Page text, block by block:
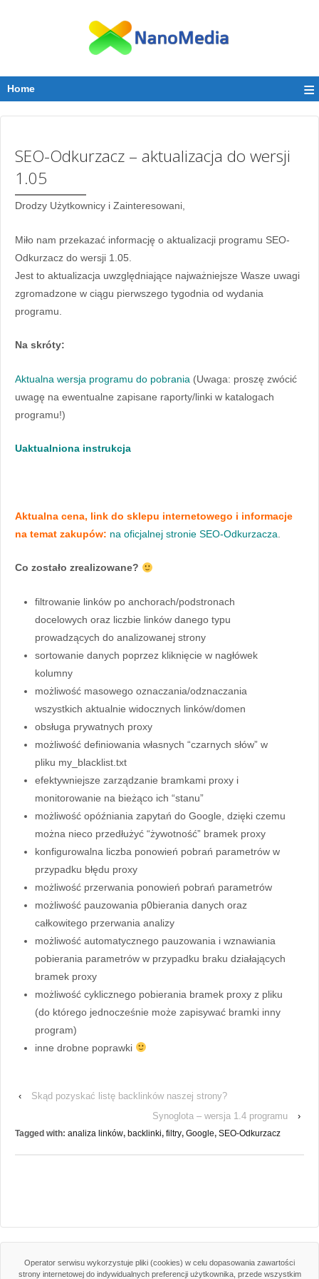
Home ≡
SEO-Odkurzacz – aktualizacja do wersji
1.05
Drodzy Użytkownicy i Zainteresowani,
Miło nam przekazać informację o aktualizacji programu SEO-
Odkurzacz do wersji 1.05.
Jest to aktualizacja uwzględniające najważniejsze Wasze uwagi
zgromadzone w ciągu pierwszego tygodnia od wydania
programu.
Na skróty:
Aktualna wersja programu do pobrania (Uwaga: proszę zwócić
uwagę na ewentualne zapisane raporty/linki w katalogach
programu!)
Uaktualniona instrukcja
Aktualna cena, link do sklepu internetowego i informacje
na temat zakupów: na oficjalnej stronie SEO-Odkurzacza
Co zostało zrealizowane?
filtrowanie linków po anchorach/podstronach
docelowych oraz liczbie linków danego typu
prowadzących do analizowanej strony
sortowanie danych poprzez kliknięcie w nagłówek
kolumny
możliwość masowego oznaczania/odznaczania
wszystkich aktualnie widocznych linków/domen
obsługa prywatnych proxy
możliwość definiowania własnych “czarnych słów” w
pliku my_blacklist.txt
efektywniejsze zarządzanie bramkami proxy i
monitorowanie na bieżąco ich “stanu”
możliwość opóźniania zapytań do Google, dzięki czemu
można nieco przedłużyć “żywotność” bramek proxy
konfigurowalna liczba ponowień pobrań parametrów w
przypadku błędu proxy
możliwość przerwania ponowień pobrań parametrów
możliwość pauzowania p0bierania danych oraz
całkowitego przerwania analizy
możliwość automatycznego pauzowania i wznawiania
pobierania parametrów w przypadku braku działających
bramek proxy
możliwość cyklicznego pobierania bramek proxy z pliku
(do którego jednocześnie może zapisywać bramki inny
program)
inne drobne poprawki
‹
Skąd pozyskać listę backlinków naszej strony?
Synoglota – wersja 1.4 programu
›
Tagged with: analiza linków, backlinki, filtry, Google, SEO-Odkurzacz
Operator serwisu wykorzystuje pliki (cookies) w celu dopasowania zawartości
strony internetowej do indywidualnych preferencji użytkownika, przede wszystkim